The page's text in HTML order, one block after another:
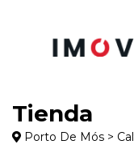
Tienda
Porto De Mós >